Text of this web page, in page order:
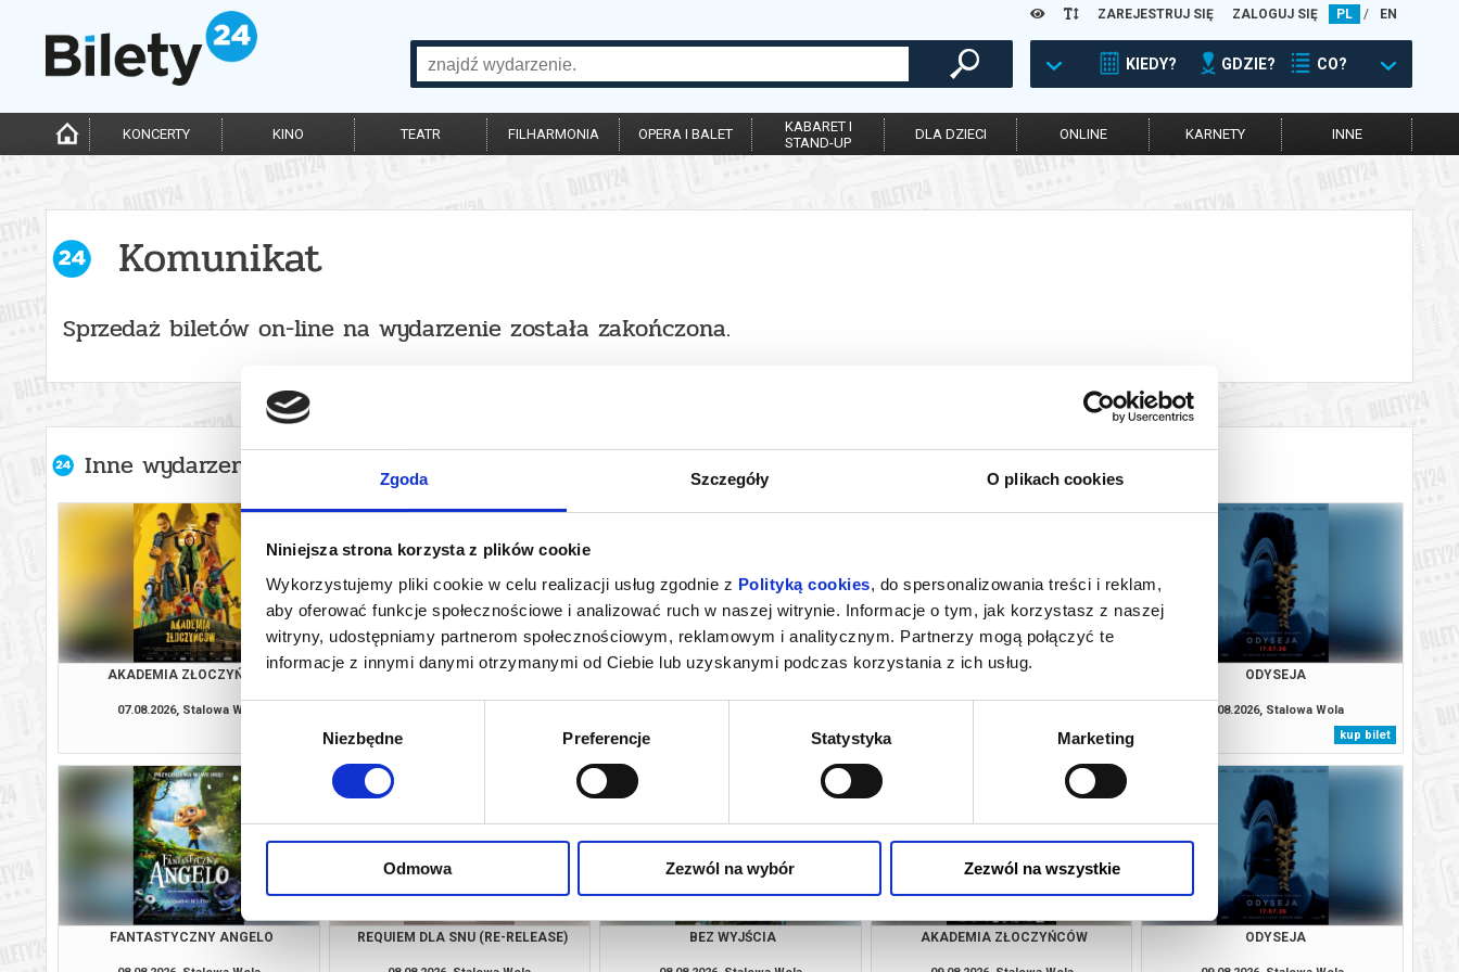
Zgoda Szczegóły O plikach cookies
Niniejsza strona korzysta z plików cookie
Wykorzystujemy pliki cookie w celu realizacji usług zgodnie z Polityką cookies, do spersonalizowania treści i reklam,
aby oferować funkcje społecznościowe i analizować ruch w naszej witrynie. Informacje o tym, jak korzystasz z naszej
witryny, udostępniamy partnerom społecznościowym, reklamowym i analitycznym. Partnerzy mogą połączyć te
informacje z innymi danymi otrzymanymi od Ciebie lub uzyskanymi podczas korzystania z ich usług.
Wybór
Niezbędne Preferencje Statystyka Marketing
Odmowa Zezwól na wybór Zezwól na wszystkie
ZAREJESTRUJ SIĘ ZALOGUJ SIĘ PL / EN
KIEDY? GDZIE? CO?
KONCERTY KINO TEATR FILHARMONIA OPERA I BALET
KABARET I
STAND-UP
DLA DZIECI ONLINE KARNETY INNE
Komunikat
Sprzedaż biletów on-line na wydarzenie została zakończona.
Inne wydarzenia organizatora
AKADEMIA ZŁOCZYŃCÓW
07.08.2026, Stalowa Wola
ODYSEJA
kup bilet
REQUIEM DLA SNU (RE-RELEASE)
kup bilet
AKADEMIA ZŁOCZYŃCÓW
kup bilet
ODYSEJA
08.08.2026, Stalowa Wola
kup bilet
FANTASTYCZNY ANGELO REQUIEM DLA SNU (RE-RELEASE) BEZ WYJŚCIA AKADEMIA ZŁOCZYŃCÓW ODYSEJA